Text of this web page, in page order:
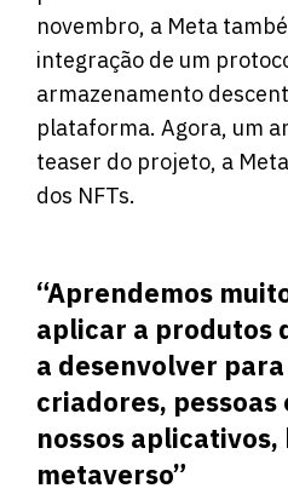
novembro, a Meta
integração de um
armazenamento
plataforma. Agora, um
teaser do projeto, a
dos NFTs.
“Aprendemos
aplicar a produtos
a desenvolver
criadores, pessoas
nossos aplicativos,
metaverso”